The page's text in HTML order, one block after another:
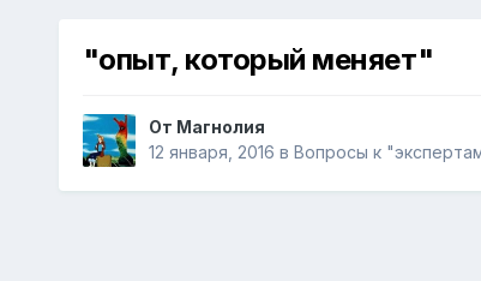
"опыт, который меняет"
От Магнолия
12 января, 2016 в Вопросы к